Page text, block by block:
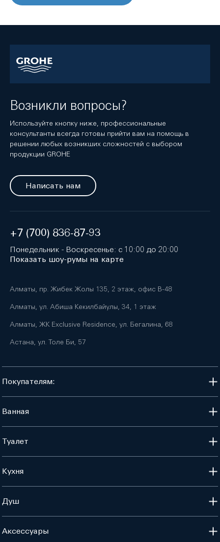
Возникли вопросы?
Используйте кнопку ниже, профессиональные
консультанты всегда готовы прийти вам на помощь в
решении любых возникших сложностей с выбором
продукции GROHE
Написать нам
+7 (700) 836-87-93
Понедельник - Воскресенье: с 10:00 до 20:00
Показать шоу-румы на карте
Алматы, пр. Жибек Жолы 135, 2 этаж, офис B-48
Алматы, ул. Абиша Кекилбайулы, 34, 1 этаж
Алматы, ЖК Exclusive Residence, ул. Бегалина, 68
Астана, ул. Толе Би, 57
Покупателям:
Ванная
Туалет
Кухня
Душ
Аксессуары